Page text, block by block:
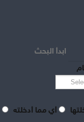
ابدأ البحث
أي مما أدخلته
حركة
.
وأن ما كان